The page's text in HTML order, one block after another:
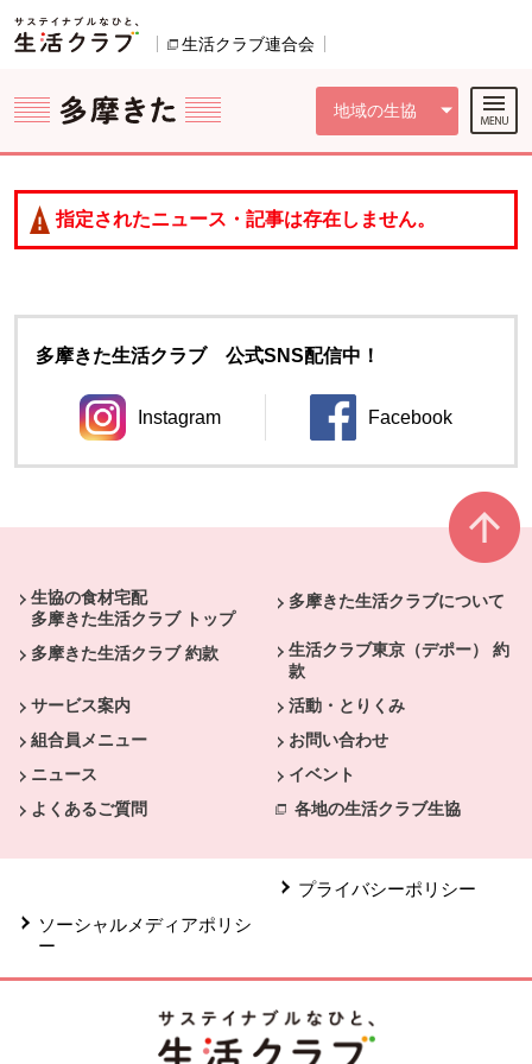
ページの先頭です。
生活クラブ連合会
地域の生協
ここからサイト内共通メニューです。
サイト内共通メニューをスキップする
サイト内共通メニューここまで。
指定されたニュース・記事は存在しません。
多摩きた生活クラブ 公式SNS配信中！
Instagram
別のウィンドウで開きます。
Facebook
別のウィンドウ
生協の食材宅配
多摩きた生活クラブ トップ
多摩きた生活クラブについて
多摩きた生活クラブ 約款
生活クラブ東京（デポー） 約
款
サービス案内
活動・とりくみ
組合員メニュー
お問い合わせ
ニュース
イベント
よくあるご質問
各地の生活クラブ生協
プライバシーポリシー
ソーシャルメディアポリシ
ー